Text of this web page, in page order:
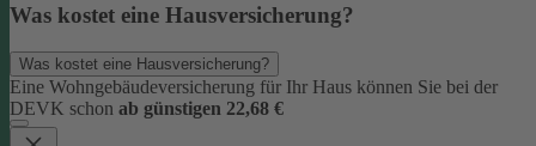
Was kostet eine Hausversicherung?
Was kostet eine Hausversicherung?
Eine Wohngebäudeversicherung für Ihr Haus können Sie bei der
DEVK schon ab günstigen 22,68 €